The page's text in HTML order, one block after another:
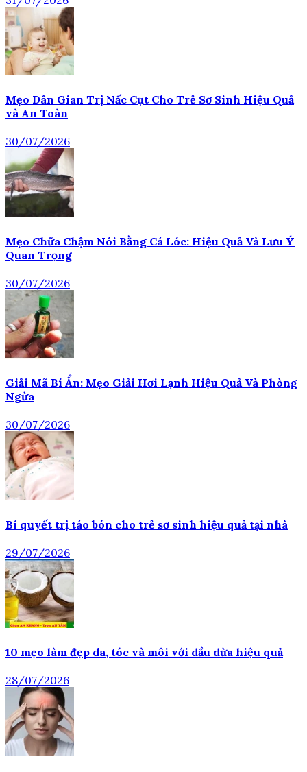
Mẹo Dân Gian Trị Nấc Cụt Cho Trẻ Sơ Sinh Hiệu Quả
và An Toàn
30/07/2026
Mẹo Chữa Chậm Nói Bằng Cá Lóc: Hiệu Quả Và Lưu Ý
Quan Trọng
30/07/2026
Giải Mã Bí Ẩn: Mẹo Giải Hơi Lạnh Hiệu Quả Và Phòng
Ngừa
30/07/2026
Bí quyết trị táo bón cho trẻ sơ sinh hiệu quả tại nhà
29/07/2026
10 mẹo làm đẹp da, tóc và môi với dầu dừa hiệu quả
28/07/2026